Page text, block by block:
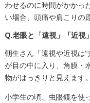
わせるのに時間がかかっ
い場合、頭痛や肩こりの
Q.老眼と「遠視」「近視
朝生さん「遠視や近視は
が目の中に入り、角膜・
物がはっきりと見えます。
小学生の頃、虫眼鏡を使